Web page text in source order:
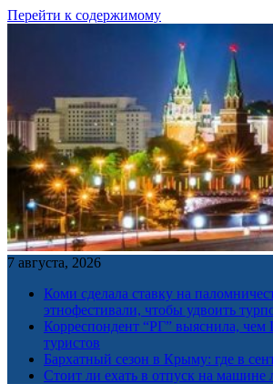
Перейти к содержимому
7 августа, 2026
Коми сделала ставку на
этнофестивали, чтобы удвоить
Корреспондент “РГ” выяснила, чем
туристов
Бархатный сезон в Крыму: где в
Стоит ли ехать в отпуск на машине